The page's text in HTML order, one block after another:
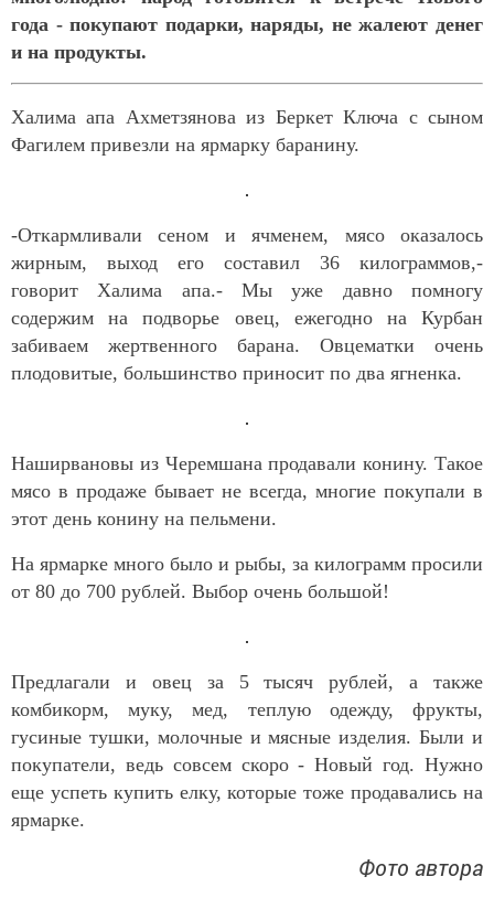
года - покупают подарки, наряды, не жалеют денег
и на продукты.
Халима апа Ахметзянова из Беркет Ключа с сыном
Фагилем привезли на ярмарку баранину.
-Откармливали сеном и ячменем, мясо оказалось
жирным, выход его составил 36 килограммов,-
говорит Халима апа.- Мы уже давно помногу
содержим на подворье овец, ежегодно на Курбан
забиваем жертвенного барана. Овцематки очень
плодовитые, большинство приносит по два ягненка.
Наширвановы из Черемшана продавали конину. Такое
мясо в продаже бывает не всегда, многие покупали в
этот день конину на пельмени.
На ярмарке много было и рыбы, за килограмм просили
от 80 до 700 рублей. Выбор очень большой!
Предлагали и овец за 5 тысяч рублей, а также
комбикорм, муку, мед, теплую одежду, фрукты,
гусиные тушки, молочные и мясные изделия. Были и
покупатели, ведь совсем скоро - Новый год. Нужно
еще успеть купить елку, которые тоже продавались на
ярмарке.
Фото автора